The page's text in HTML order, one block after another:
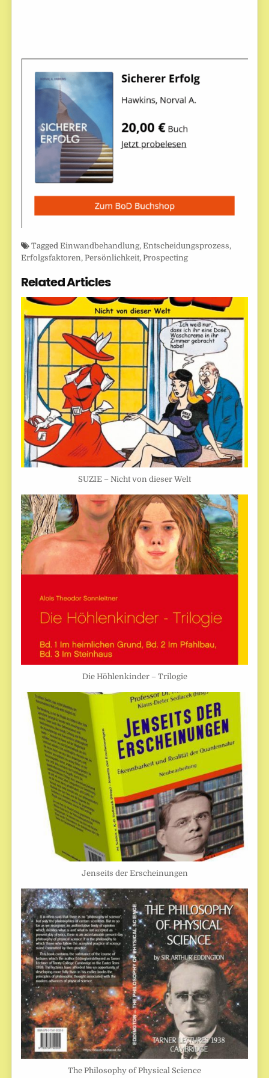
TaggedEinwandbehandlung,Entscheidungsprozess,
Erfolgsfaktoren, Persönlichkeit, Prospecting
Related Articles
SUZIE – Nicht von dieser Welt
Die Höhlenkinder – Trilogie
Jenseits der Erscheinungen
The Philosophy of Physical Science